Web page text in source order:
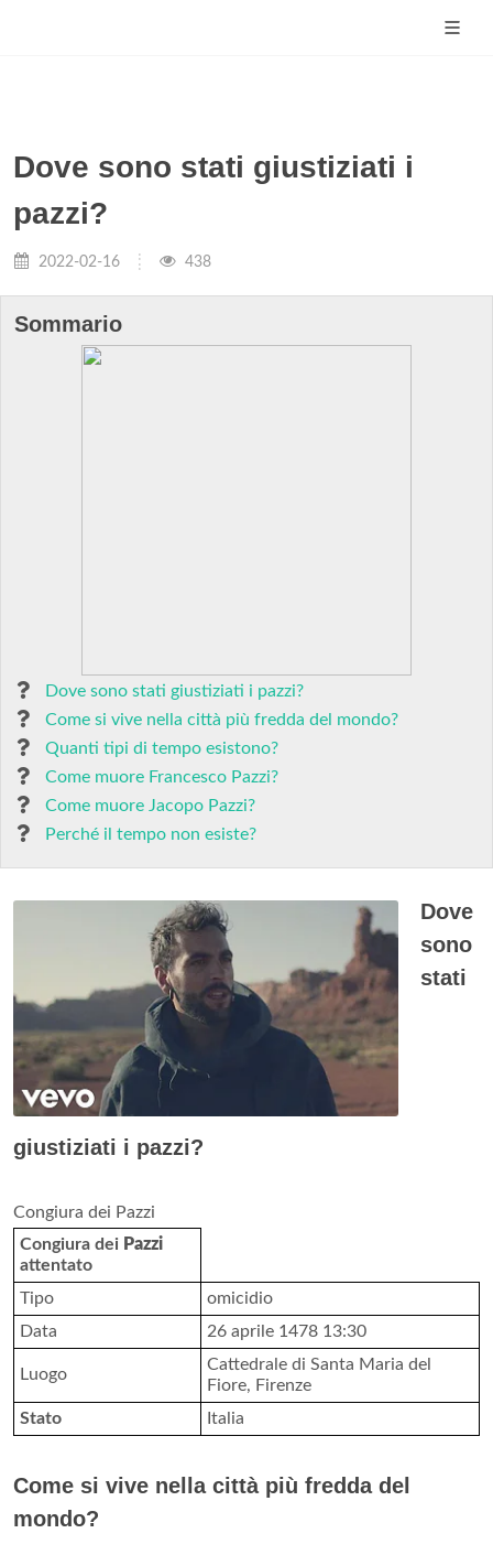
Dove sono stati giustiziati i
pazzi?
2022-02-16 438
Sommario
Dove sono stati giustiziati i pazzi?
Come si vive nella città più fredda del mondo?
Quanti tipi di tempo esistono?
Come muore Francesco Pazzi?
Come muore Jacopo Pazzi?
Perché il tempo non esiste?
Dove
sono
stati
giustiziati i pazzi?
Congiura dei Pazzi
Congiura dei Pazzi
attentato
Tipo
omicidio
Data
26 aprile 1478 13:30
Luogo
Cattedrale di Santa Maria del
Fiore, Firenze
Stato
Italia
Come si vive nella città più fredda del
mondo?